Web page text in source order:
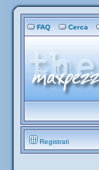
FAQ Cerca
Registrati